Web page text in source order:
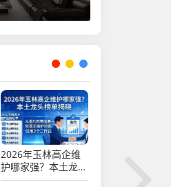
2026年玉林高企维
护哪家强？本土龙头
榜单揭晓